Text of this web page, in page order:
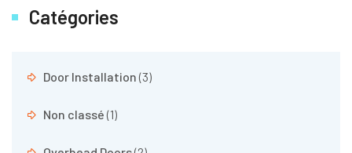
Catégories
Door Installation(3)
Non classé(1)